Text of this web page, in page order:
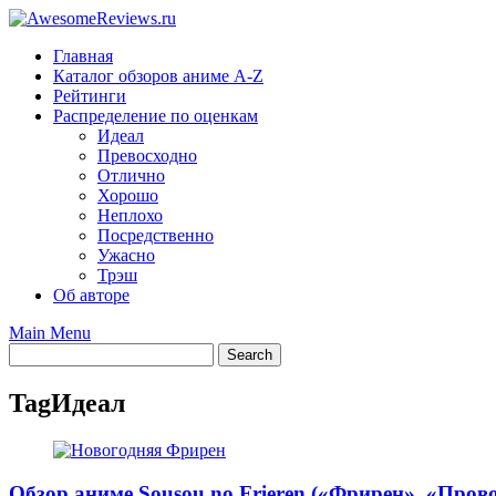
Skip
contentГлавная
Каталог обзоров аниме A-Z
Рейтинги
Распределение по оценкам
Идеал
Превосходно
Отлично
Хорошо
Неплохо
Посредственно
Ужасно
Трэш
Об авторе
Main Menu
TagИдеал